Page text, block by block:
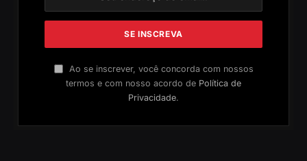
Ao se inscrever, você concorda com nossos
termos e com nosso acordo de Política de
Privacidade.